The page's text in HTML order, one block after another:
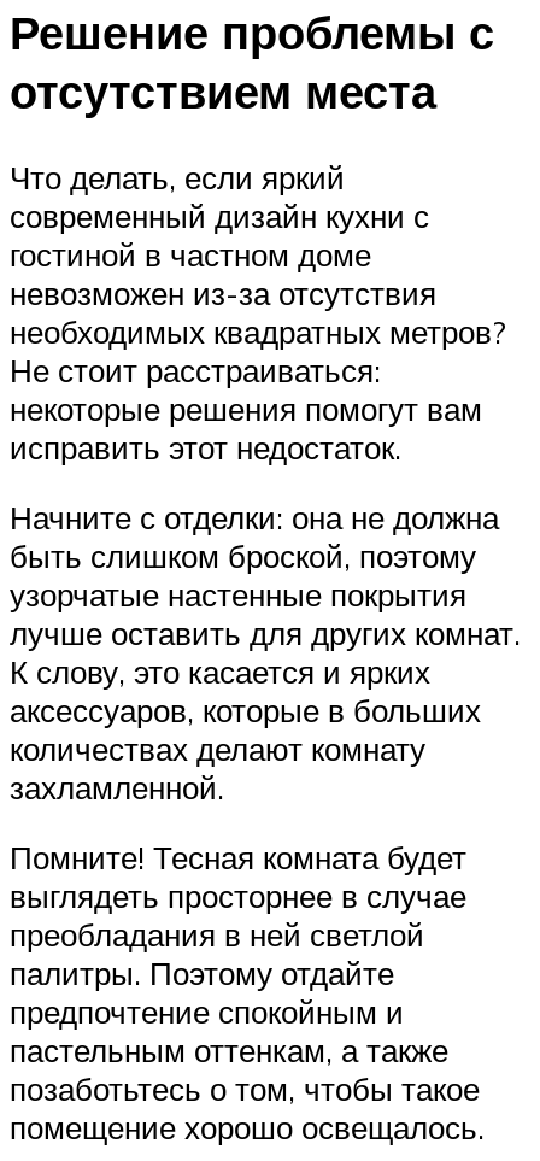
Решение проблемы с
отсутствием места
Что делать, если яркий
современный дизайн кухни с
гостиной в частном доме
невозможен из-за отсутствия
необходимых квадратных метров?
Не стоит расстраиваться:
некоторые решения помогут вам
исправить этот недостаток.
Начните с отделки: она не должна
быть слишком броской, поэтому
узорчатые настенные покрытия
лучше оставить для других комнат.
К слову, это касается и ярких
аксессуаров, которые в больших
количествах делают комнату
захламленной.
Помните! Тесная комната будет
выглядеть просторнее в случае
преобладания в ней светлой
палитры. Поэтому отдайте
предпочтение спокойным и
пастельным оттенкам, а также
позаботьтесь о том, чтобы такое
помещение хорошо освещалось.